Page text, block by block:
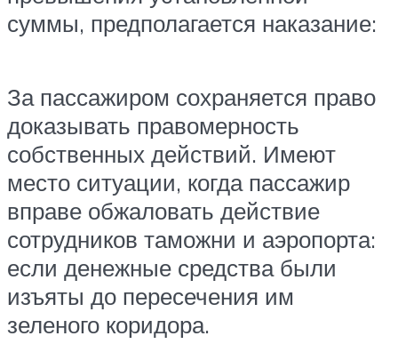
суммы, предполагается наказание:
За пассажиром сохраняется право
доказывать правомерность
собственных действий. Имеют
место ситуации, когда пассажир
вправе обжаловать действие
сотрудников таможни и аэропорта:
если денежные средства были
изъяты до пересечения им
зеленого коридора.